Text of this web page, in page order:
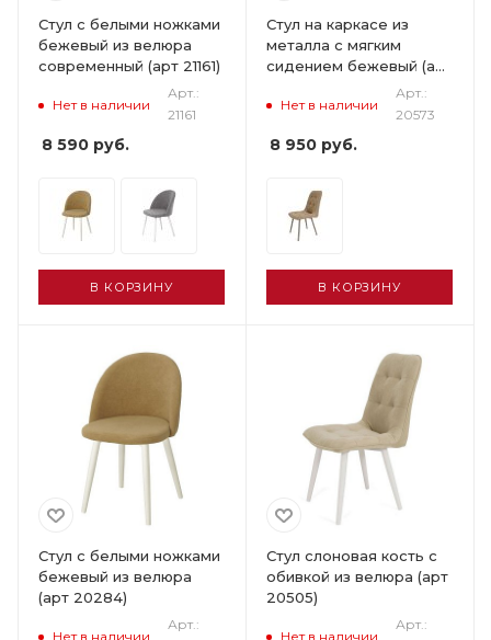
Стул с белыми ножками
бежевый из велюра
современный (арт 21161)
Нет в наличии
Арт.:
21161
8 590 руб.
В КОРЗИНУ
Стул на каркасе из
металла с мягким
сидением бежевый (арт
Нет в наличии
Арт.:
20573
8 950 руб.
В КОРЗИНУ
Стул с белыми ножками
бежевый из велюра
(арт 20284)
Нет в наличии
Арт.:
Стул слоновая кость с
обивкой из велюра (арт
20505)
Нет в наличии
Арт.: